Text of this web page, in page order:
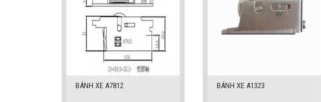
BÁNH XE A7812 BÁNH XE A1323